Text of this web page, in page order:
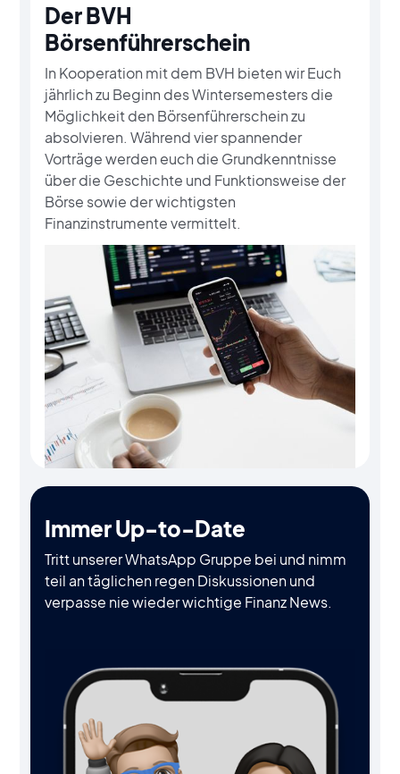
Der BVH
Börsenführerschein
In Kooperation mit dem BVH bieten wir Euch
jährlich zu Beginn des Wintersemesters die
Möglichkeit den Börsenführerschein zu
absolvieren. Während vier spannender
Vorträge werden euch die Grundkenntnisse
über die Geschichte und Funktionsweise der
Börse sowie der wichtigsten
Finanzinstrumente vermittelt.
Immer Up-to-Date
Tritt unserer WhatsApp Gruppe bei und nimm
teil an täglichen regen Diskussionen und
verpasse nie wieder wichtige Finanz News.